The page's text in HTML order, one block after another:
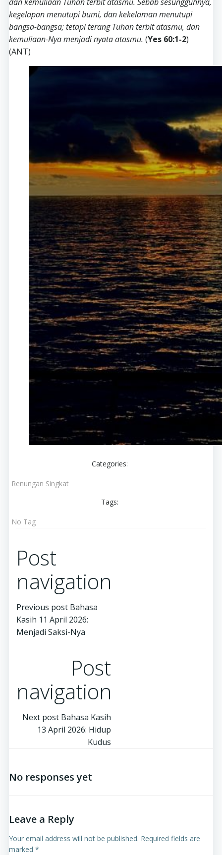
kegelapan menutupi bumi, dan kekelaman menutupi
bangsa-bangsa; tetapi terang Tuhan terbit atasmu, dan
kemuliaan-Nya menjadi nyata atasmu. (Yes 60:1-2)
(ANT)
Categories:
Renungan Singkat
Tags:
No Tag
Post
navigation
Previous post Bahasa
Kasih 11 April 2026:
Menjadi Saksi-Nya
Post
navigation
Next post Bahasa Kasih
13 April 2026: Hidup
Kudus
No responses yet
Leave a Reply
Your email address will not be published. Required fields are
marked *